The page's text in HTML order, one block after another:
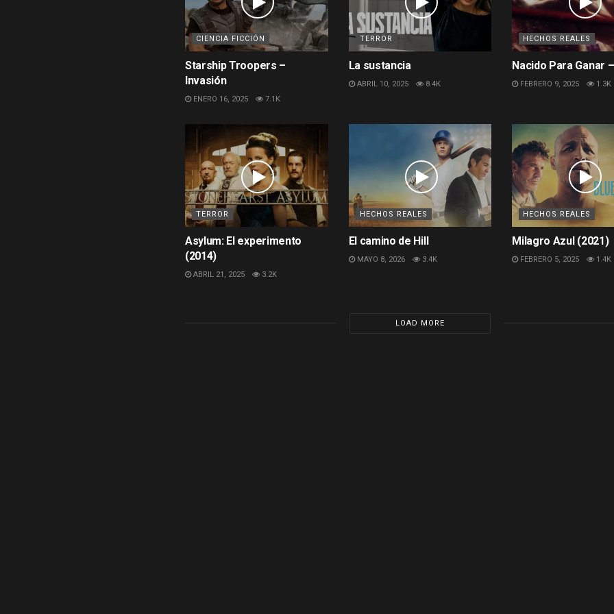
CIENCIA FICCIÓN
Starship Troopers –
Invasión
ENERO 16, 2025 7.1K
TERROR
La sustancia
ABRIL 10, 2025 8.4K
HECHOS REALES
Nacido Para Ganar
FEBRERO 9, 2025 1.3K
TERROR
Asylum: El experimento
(2014)
ABRIL 21, 2025 3.2K
HECHOS REALES
El camino de Hill
MAYO 8, 2026 3.4K
HECHOS REALES
Milagro Azul (2021)
FEBRERO 5, 2025 1.4K
LOAD MORE